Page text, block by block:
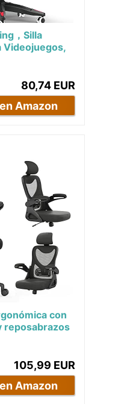
，Silla
Videojuegos,
80,74 EUR
Amazon
con
reposabrazos
105,99 EUR
Amazon